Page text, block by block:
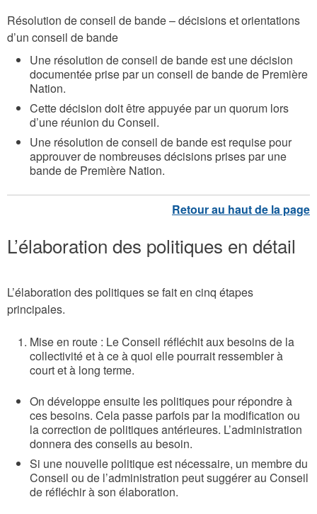
Résolution de conseil de bande – décisions et orientations
d’un conseil de bande
Une résolution de conseil de bande est une décision
documentée prise par un conseil de bande de Première
Nation.
Cette décision doit être appuyée par un quorum lors
d’une réunion du Conseil.
Une résolution de conseil de bande est requise pour
approuver de nombreuses décisions prises par une
bande de Première Nation.
L’élaboration des politiques en détail
L’élaboration des politiques se fait en cinq étapes
principales.
Mise en route : Le Conseil réfléchit aux besoins de la
collectivité et à ce à quoi elle pourrait ressembler à
court et à long terme.
On développe ensuite les politiques pour répondre à
ces besoins. Cela passe parfois par la modification ou
la correction de politiques antérieures. L’administration
donnera des conseils au besoin.
Si une nouvelle politique est nécessaire, un membre du
Conseil ou de l’administration peut suggérer au Conseil
de réfléchir à son élaboration.